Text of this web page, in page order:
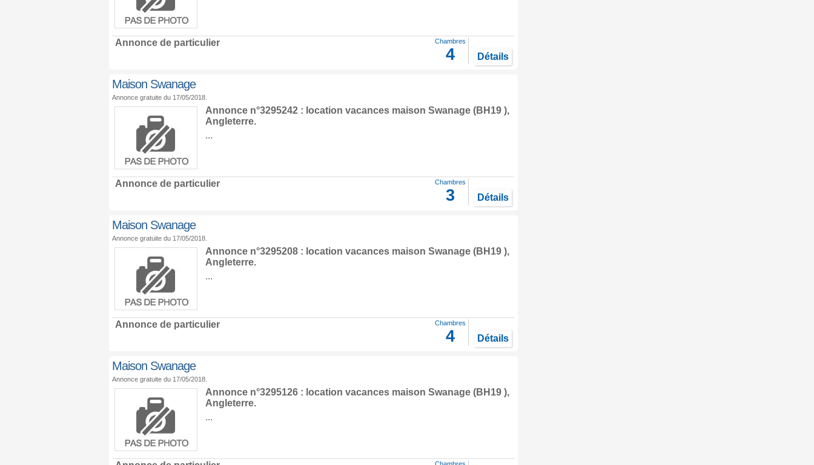
Annonce de particulier Chambres
4 Détails
Maison Swanage
Annonce gratuite du 17/05/2018.
Annonce n°3295242 : location vacances maison Swanage(BH19 ),
Angleterre.
...
Annonce de particulier Chambres
3 Détails
Maison Swanage
Annonce gratuite du 17/05/2018.
Annonce n°3295208 : location vacances maison Swanage(BH19 ),
Angleterre.
...
Annonce de particulier Chambres
4 Détails
Maison Swanage
Annonce gratuite du 17/05/2018.
Annonce n°3295126 : location vacances maison Swanage(BH19 ),
Angleterre.
...